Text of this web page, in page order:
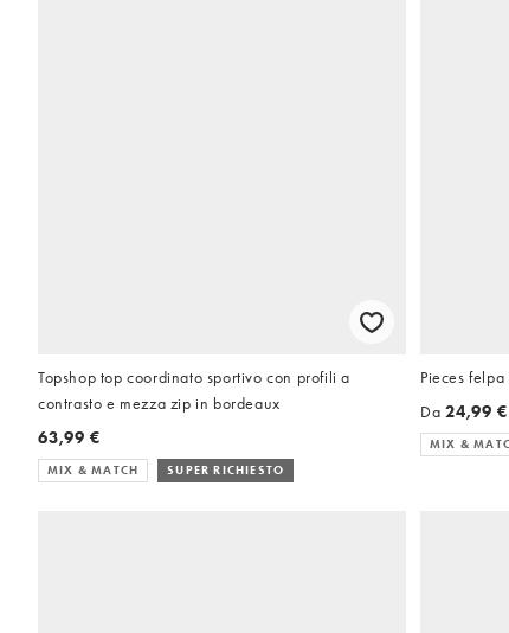
Topshop top coordinato sportivo con profili a
contrasto e mezza zip in bordeaux
63,99 €
MIX & MATCH SUPER RICHIESTO
Pieces
Da 24,99 €
MIX &